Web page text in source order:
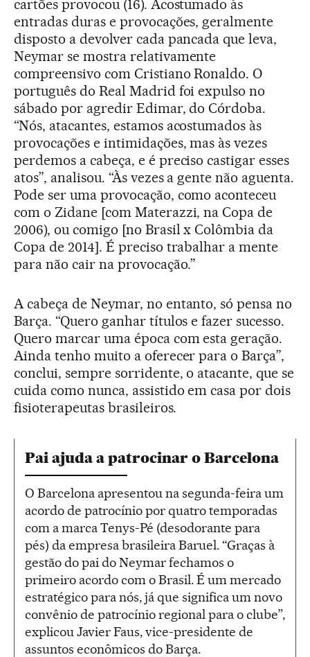
cartões provocou (16). Acostumado às
entradas duras e provocações, geralmente
disposto a devolver cada pancada que leva,
Neymar se mostra relativamente
compreensivo com Cristiano Ronaldo. O
português do Real Madrid foi expulso no
sábado por agredir Edimar, do Córdoba.
“Nós, atacantes, estamos acostumados às
provocações e intimidações, mas às vezes
perdemos a cabeça, e é preciso castigar esses
atos”, analisou. “Às vezes a gente não aguenta.
Pode ser uma provocação, como aconteceu
com o Zidane [com Materazzi, na Copa de
2006), ou comigo [no Brasil x Colômbia da
Copa de 2014]. É preciso trabalhar a mente
para não cair na provocação.”
A cabeça de Neymar, no entanto, só pensa no
Barça. “Quero ganhar títulos e fazer sucesso.
Quero marcar uma época com esta geração.
Ainda tenho muito a oferecer para o Barça”,
conclui, sempre sorridente, o atacante, que se
cuida como nunca, assistido em casa por dois
fisioterapeutas brasileiros.
Pai ajuda a patrocinar o Barcelona
O Barcelona apresentou na segunda-feira um
acordo de patrocínio por quatro temporadas
com a marca Tenys-Pé (desodorante para
pés) da empresa brasileira Baruel. “Graças à
gestão do pai do Neymar fechamos o
primeiro acordo com o Brasil. É um mercado
estratégico para nós, já que significa um novo
convênio de patrocínio regional para o clube”,
explicou Javier Faus, vice-presidente de
assuntos econômicos do Barça.